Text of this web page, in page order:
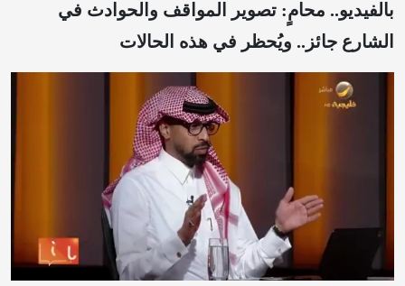
بالفيديو.. محامٍ: تصوير المواقف والحوادث في
الشارع جائز.. ويُحظر في هذه الحالات